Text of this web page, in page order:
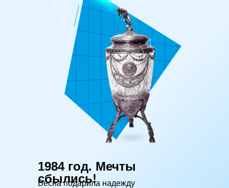
Глава 4.
Глава 5.
1984 год. Мечты
сбылись!
Весна подарила надежду